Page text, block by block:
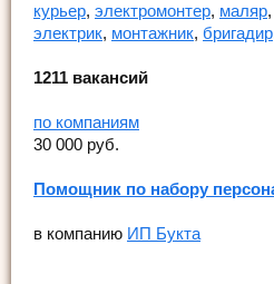
курьер, электромонтер, маляр,
электрик, монтажник, бригадир
1211 вакансий
по компаниям
30 000 руб.
Помощник по набору
в компанию ИП Букта